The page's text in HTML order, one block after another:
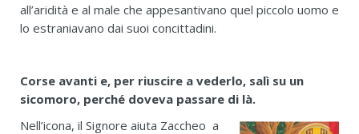
all’aridità e al male che appesantivano quel piccolo uomo e
lo estraniavano dai suoi concittadini.
Corse avanti e, per riuscire a vederlo, salì su un
sicomoro, perché doveva passare di là.
Nell’icona, il Signore aiuta Zaccheo a